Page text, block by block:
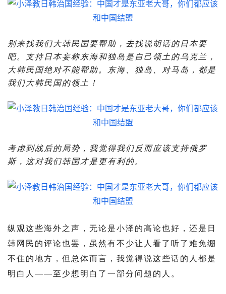
别来找我们大韩民国要帮助，去找说胡话的日本要
吧。支持日本妄称东海和独岛是自己领土的乌克兰，
大韩民国绝对不能帮助。东海、独岛、对马岛，都是
我们大韩民国的领土！
考虑到战后的局势，我觉得我们反而应该支持俄罗
斯，这对我们韩国才是更有利的。
纵观这些海外之声，无论是小泽的高论也好，还是日
韩网民的评论也罢，虽然有不少让人看了听了难免绷
不住的地方，但总体而言，我觉得说这些话的人都是
明白人——至少想明白了一部分问题的人。